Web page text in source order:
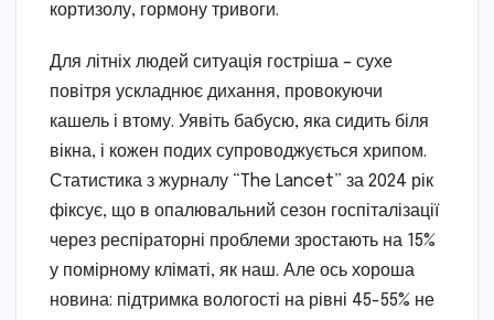
кортизолу, гормону тривоги.
Для літніх людей ситуація гостріша – сухе
повітря ускладнює дихання, провокуючи
кашель і втому. Уявіть бабусю, яка сидить біля
вікна, і кожен подих супроводжується хрипом.
Статистика з журналу “The Lancet” за 2024 рік
фіксує, що в опалювальний сезон госпіталізації
через респіраторні проблеми зростають на 15%
у помірному кліматі, як наш. Але ось хороша
новина: підтримка вологості на рівні 45-55% не